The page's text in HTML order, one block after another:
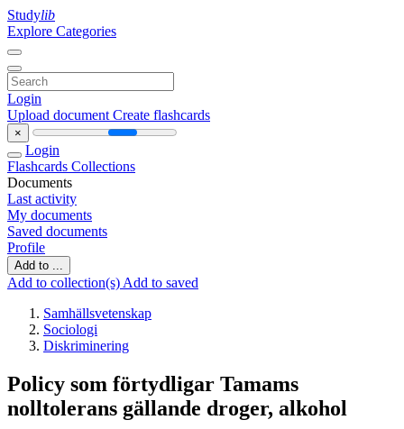
Studylib
Explore Categories
Login
Upload document Create flashcards
×
Login
Flashcards Collections
Documents
Last activity
My documents
Saved documents
Profile
Add to ...
Add to collection(s) Add to saved
Samhällsvetenskap
Sociologi
Diskriminering
Policy som förtydligar Tamams
nolltolerans gällande droger, alkohol